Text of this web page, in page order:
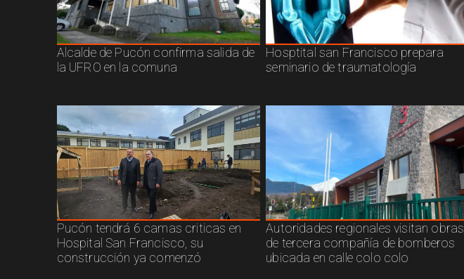
Alcalde de Pucón confirma salida de
la UFRO en la comuna
Hosptital san Francisco prepara
seminario de traumatología
Pucón tendrá 6 camas criticas en
Hospital San Francisco, su
construcción ya comenzó
Autoridades regionales visitan obras
de tercera compañía de bomberos
ubicada en calle colo colo